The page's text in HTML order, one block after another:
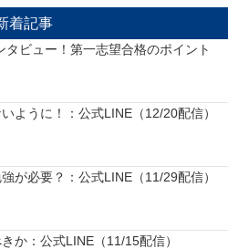
着記事
タビュー！第一志望合格のポイント
ように！：公式LINE（12/20配信）
が必要？：公式LINE（11/29配信）
か：公式LINE（11/15配信）